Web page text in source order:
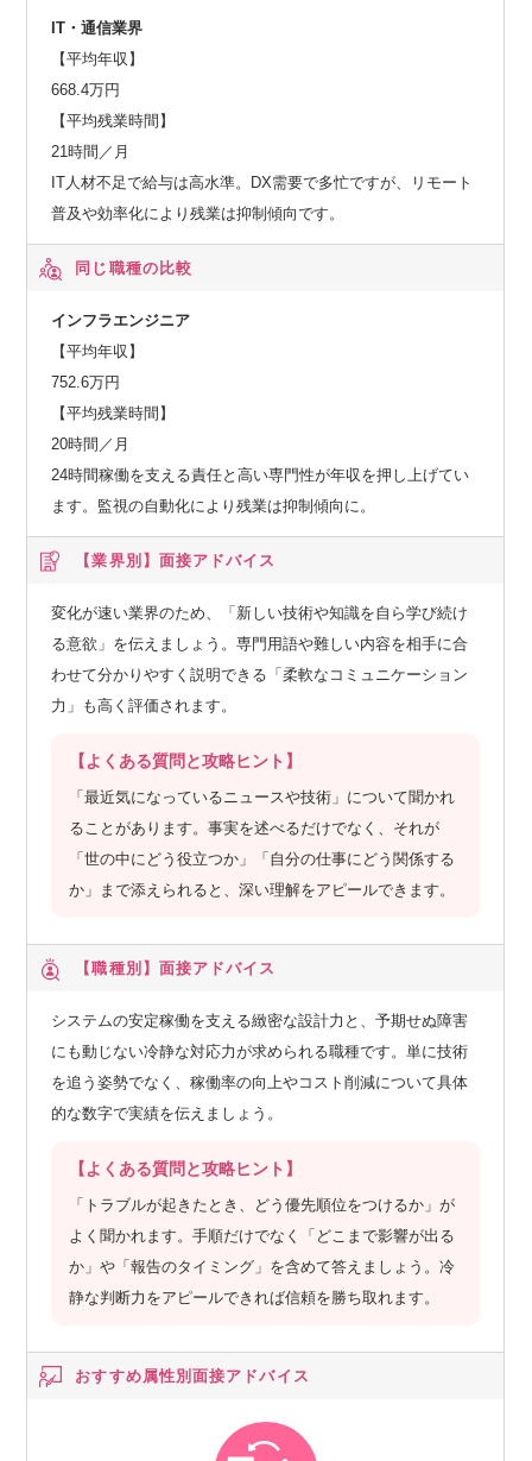
IT・通信業界
【平均年収】
668.4万円
【平均残業時間】
21時間／月
IT人材不足で給与は高水準。DX需要で多忙ですが、リモート
普及や効率化により残業は抑制傾向です。
同じ職種の比較
インフラエンジニア
【平均年収】
752.6万円
【平均残業時間】
20時間／月
24時間稼働を支える責任と高い専門性が年収を押し上げてい
ます。監視の自動化により残業は抑制傾向に。
【業界別】 面接アドバイス
変化が速い業界のため、「新しい技術や知識を自ら学び続け
る意欲」を伝えましょう。専門用語や難しい内容を相手に合
わせて分かりやすく説明できる「柔軟なコミュニケーション
力」も高く評価されます。
【よくある質問と攻略ヒント】
「最近気になっているニュースや技術」について聞かれ
ることがあります。事実を述べるだけでなく、それが
「世の中にどう役立つか」「自分の仕事にどう関係する
か」まで添えられると、深い理解をアピールできます。
【職種別】 面接アドバイス
システムの安定稼働を支える緻密な設計力と、予期せぬ障害
にも動じない冷静な対応力が求められる職種です。単に技術
を追う姿勢でなく、稼働率の向上やコスト削減について具体
的な数字で実績を伝えましょう。
【よくある質問と攻略ヒント】
「トラブルが起きたとき、どう優先順位をつけるか」が
よく聞かれます。手順だけでなく「どこまで影響が出る
か」や「報告のタイミング」を含めて答えましょう。冷
静な判断力をアピールできれば信頼を勝ち取れます。
おすすめ属性別面接アドバイス